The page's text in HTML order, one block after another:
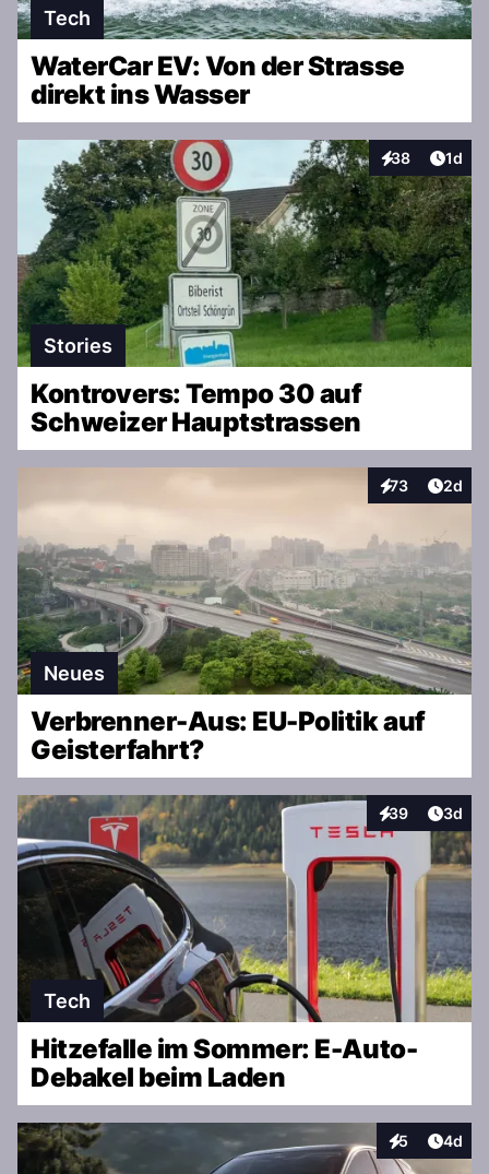
Tech
WaterCar EV: Von der Strasse
direkt ins Wasser
38
Interaktionen
1d
Stories
Kontrovers: Tempo 30 auf
Schweizer Hauptstrassen
73
Interaktionen
2d
Neues
Verbrenner-Aus: EU-Politik auf
Geisterfahrt?
39
Interaktionen
3d
Tech
Hitzefalle im Sommer: E-Auto-
Debakel beim Laden
5
Interaktionen
4d